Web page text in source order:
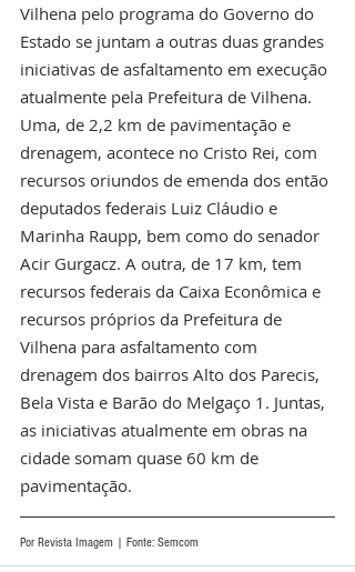
Vilhena pelo programa do Governo do
Estado se juntam a outras duas grandes
iniciativas de asfaltamento em execução
atualmente pela Prefeitura de Vilhena.
Uma, de 2,2 km de pavimentação e
drenagem, acontece no Cristo Rei, com
recursos oriundos de emenda dos então
deputados federais Luiz Cláudio e
Marinha Raupp, bem como do senador
Acir Gurgacz. A outra, de 17 km, tem
recursos federais da Caixa Econômica e
recursos próprios da Prefeitura de
Vilhena para asfaltamento com
drenagem dos bairros Alto dos Parecis,
Bela Vista e Barão do Melgaço 1. Juntas,
as iniciativas atualmente em obras na
cidade somam quase 60 km de
pavimentação.
Por Revista Imagem | Fonte: Semcom